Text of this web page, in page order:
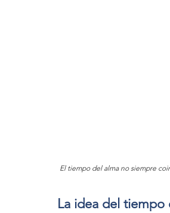
El tiempo del alma no siempre
La idea del tiempo